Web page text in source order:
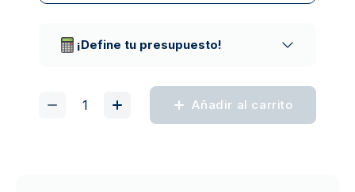
¡Define tu presupuesto!
Añadir al carrito